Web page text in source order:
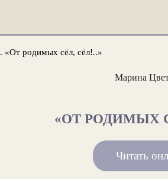
. «От родимых сёл, сёл!..»
Марина
«ОТ РОДИМЫХ
Читать